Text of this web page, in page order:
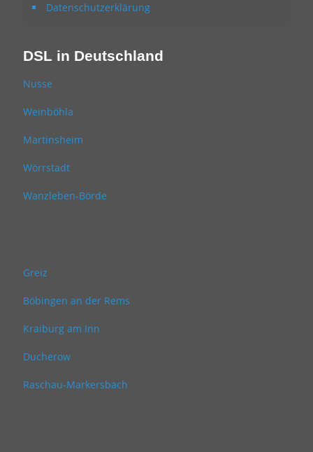
Datenschutzerklärung
DSL in Deutschland
Nusse
Weinböhla
Martinsheim
Wörrstadt
Wanzleben-Börde
Greiz
Böbingen an der Rems
Kraiburg am Inn
Ducherow
Raschau-Markersbach